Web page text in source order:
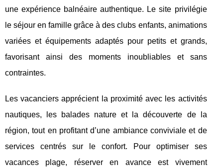
une expérience balnéaire authentique. Le site privilégie
le séjour en famille grâce à des clubs enfants, animations
variées et équipements adaptés pour petits et grands,
favorisant ainsi des moments inoubliables et sans
contraintes.
Les vacanciers apprécient la proximité avec les activités
nautiques, les balades nature et la découverte de la
région, tout en profitant d’une ambiance conviviale et de
services centrés sur le confort. Pour optimiser ses
vacances plage, réserver en avance est vivement